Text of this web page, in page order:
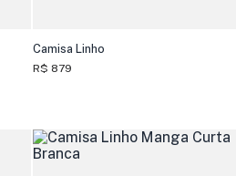
Camisa Linho
R$ 879